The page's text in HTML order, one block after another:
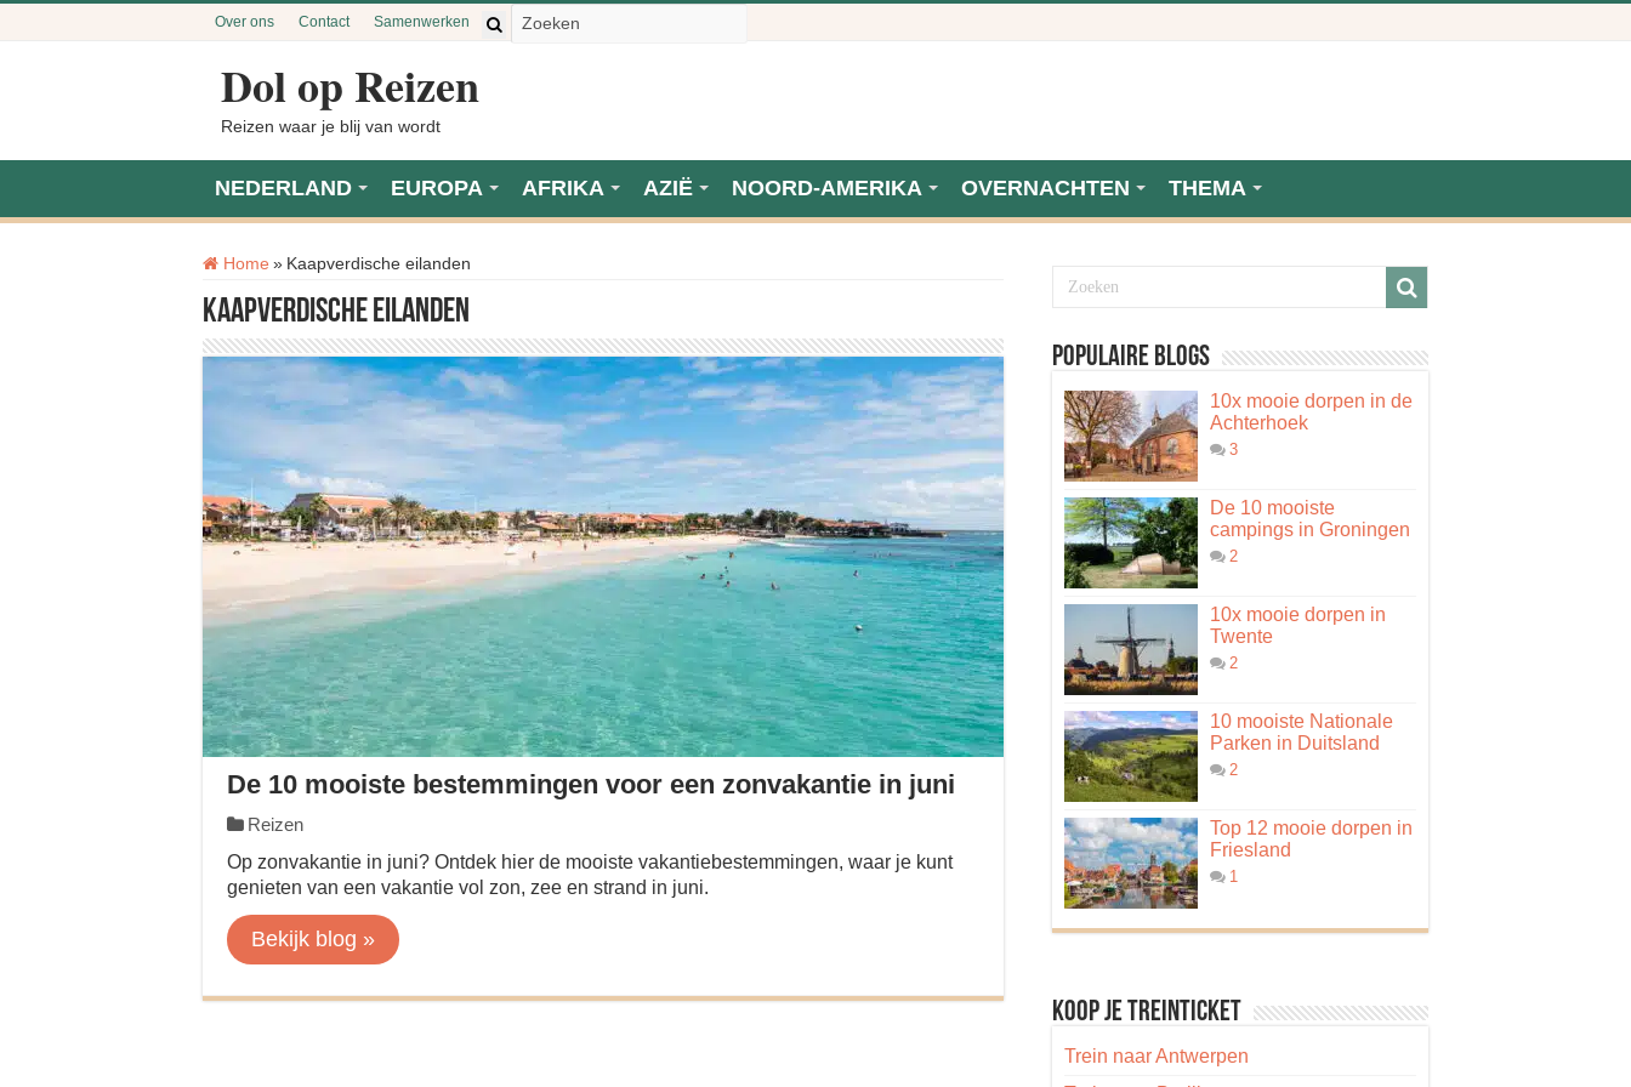
Over ons Contact Samenwerken
Dol op Reizen
Reizen waar je blij van wordt
NEDERLAND EUROPA AFRIKA AZIË NOORD-AMERIKA OVERNACHTEN THEMA
Home » Tag:
Kaapverdische eilanden
Kaapverdische eilanden
De 10 mooiste bestemmingen voor een zonvakantie in juni
Reizen
Op zonvakantie in juni? Ontdek hier de mooiste vakantiebestemmingen, waar je kunt
genieten van een vakantie vol zon, zee en strand in juni.
Bekijk blog »
Populaire blogs
10x mooie dorpen in de
Achterhoek
3
De 10 mooiste
campings in Groningen
2
10x mooie dorpen in
Twente
2
10 mooiste Nationale
Parken in Duitsland
2
Top 12 mooie dorpen in
Friesland
1
Koop je treinticket
Trein naar Antwerpen